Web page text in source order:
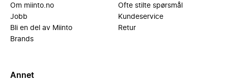
Om miinto.no
Jobb
Bli en del av Miinto
Brands
Ofte stilte spørsmål
Kundeservice
Retur
Annet